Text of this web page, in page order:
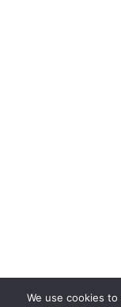
We use cookies